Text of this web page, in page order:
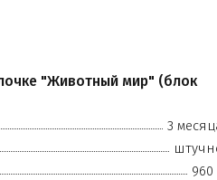
"Животный мир" (блок
3
960